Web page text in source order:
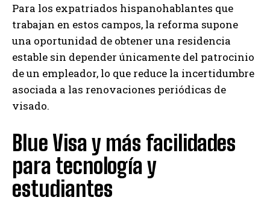
Para los expatriados hispanohablantes que
trabajan en estos campos, la reforma supone
una oportunidad de obtener una residencia
estable sin depender únicamente del patrocinio
de un empleador, lo que reduce la incertidumbre
asociada a las renovaciones periódicas de
visado.
Blue Visa y más facilidades
para tecnología y
estudiantes